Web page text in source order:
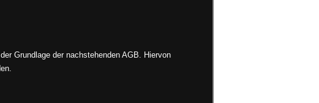
Grundlage der nachstehenden AGB. Hiervon